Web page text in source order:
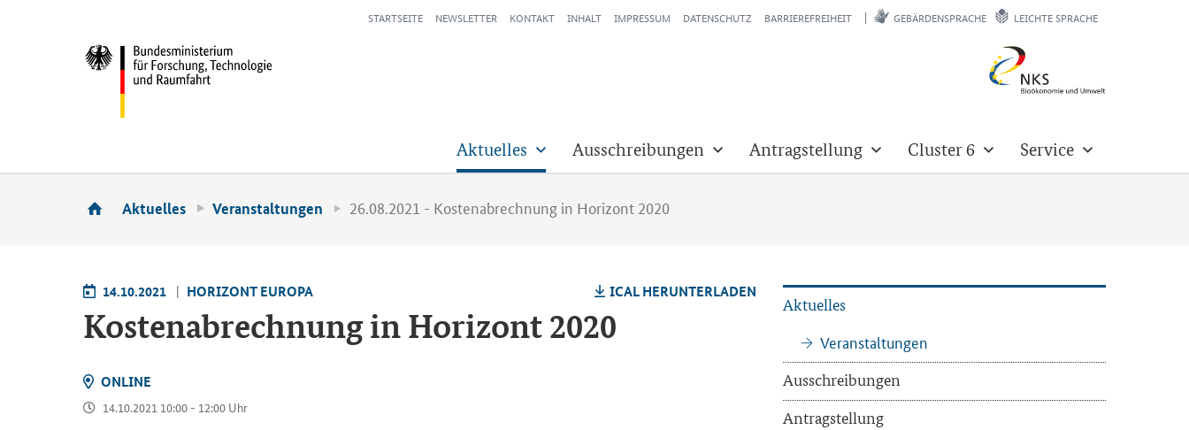
STARTSEITE NEWSLETTER KONTAKT INHALT IMPRESSUM DATENSCHUTZ BARRIEREFREIHEIT GEBÄRDENSPRACHE LEICHTE SPRACHE
Aktuelles Ausschreibungen Antragstellung Cluster 6 Service
Aktuelles Veranstaltungen 26.08.2021 - Kostenabrechnung in Horizont 2020
14.10.2021 HO­RI­ZONT EU­RO­PA ICAL HER­UN­TER­LA­DEN
Kos­ten­ab­rech­nung in Ho­ri­zont 2020
ON­LINE
14.10.2021 10:00 - 12:00 Uhr
Ak­tu­el­les
Ver­an­stal­tun­gen
Aus­schrei­bun­gen
An­trag­stel­lung